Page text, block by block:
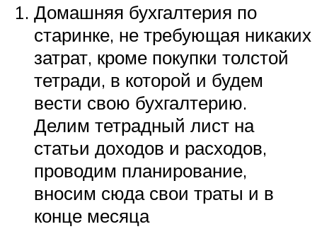
Домашняя бухгалтерия по
старинке, не требующая никаких
затрат, кроме покупки толстой
тетради, в которой и будем
вести свою бухгалтерию.
Делим тетрадный лист на
статьи доходов и расходов,
проводим планирование,
вносим сюда свои траты и в
конце месяца